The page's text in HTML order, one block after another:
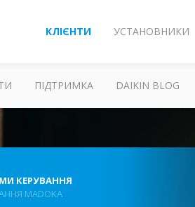
КЛІЄНТИ УСТАНОВНИКИ
ПІДТРИМКА DAIKIN BLOG
КЕРУВАННЯ
MADOKA